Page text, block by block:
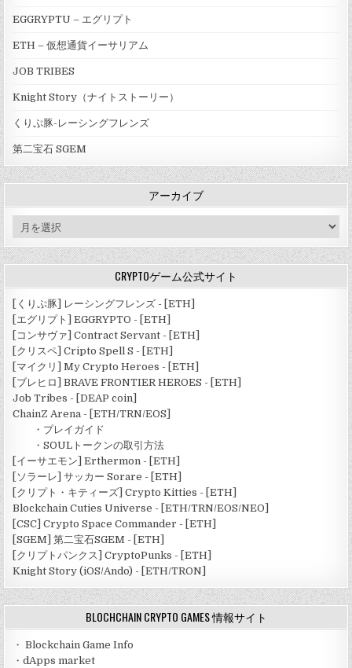
EGGRYPTU – エグリプト
ETH – 仮想通貨イーサリアム
JOB TRIBES
Knight Story（ナイトストーリー）
くりぷ豚-レーシングフレンズ
第二宝石 SGEM
アーカイブ
ー
カ
ブ
CRYPTOゲーム公式サイト
[くりぷ豚] レーシングフレンズ - [ETH]
[エグリプト] EGGRYPTO - [ETH]
[コンサヴァ] Contract Servant - [ETH]
[クリスペ] Cripto Spell S - [ETH]
[マイクリ] My Crypto Heroes - [ETH]
[ブレヒロ] BRAVE FRONTIER HEROES - [ETH]
Job Tribes - [DEAP coin]
ChainZ Arena - [ETH/TRN/EOS]
・ プレイガイド
・SOULトークンの取引方法
[イーサエモン] Erthermon - [ETH]
[ソラーレ] サッカー Sorare - [ETH]
[クリプト・キティーズ] Crypto Kitties - [ETH]
Blockchain Cuties Universe - [ETH/TRN/EOS/NEO]
[CSC] Crypto Space Commander - [ETH]
[SGEM] 第二宝石SGEM - [ETH]
[クリプトパンクス] CryptoPunks - [ETH]
Knight Story (iOS/Ando) - [ETH/TRON]
BLOCHCHAIN CRYPTO GAMES 情報サイト
・ Blockchain Game Info
・dApps market